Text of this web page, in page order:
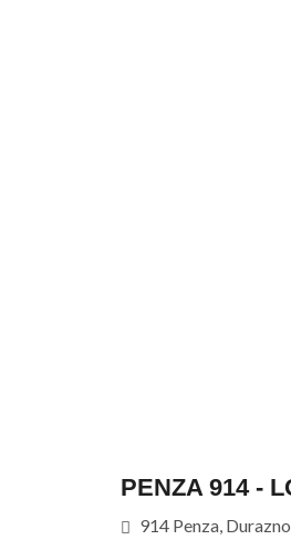
914 Penza, Durazno